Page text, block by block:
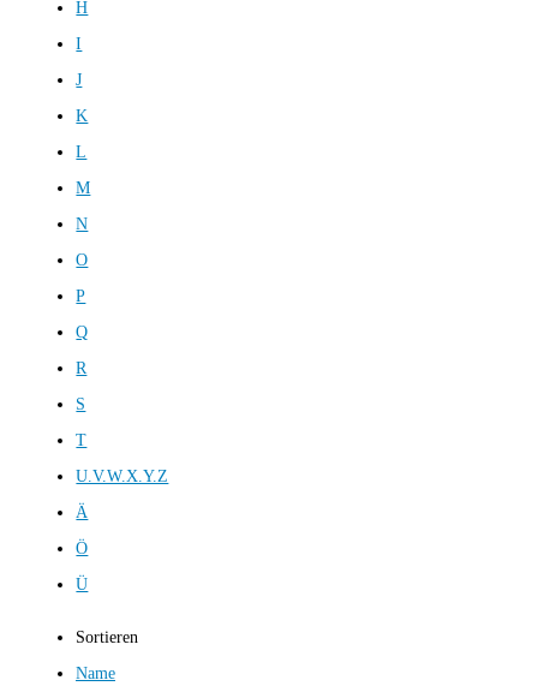
H
I
J
K
L
M
N
O
P
Q
R
S
T
U.V.W.X.Y.Z
Ä
Ö
Ü
Sortieren
Name